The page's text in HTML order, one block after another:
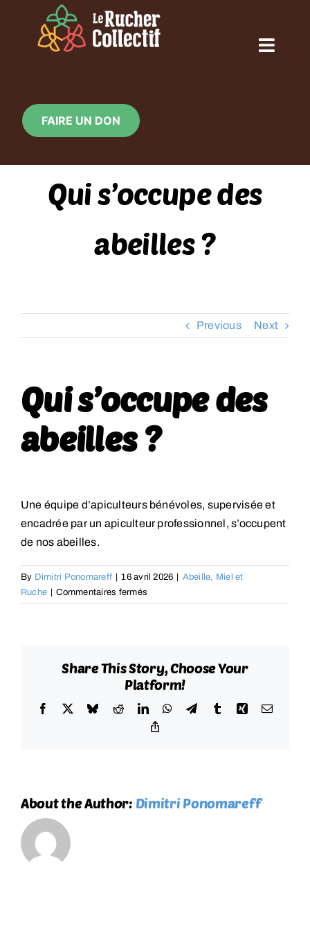
content
Toggle
ACCUEIL
NOS ACTIONS
CALENDRIER
RESSOURCES
FOIRE AUX QUESTIONS (FAQ)
FAIRE UN DON
Qui s’occupe des
abeilles ?
Previous Next
Qui s’occupe des
abeilles ?
Une équipe d’apiculteurs bénévoles, supervisée et
encadrée par un apiculteur professionnel, s’occupent
de nos abeilles.
By Dimitri Ponomareff | 16 avril 2026 | Abeille, Miel et
Ruche | Commentaires fermés
Qui
?
Share This Story, Choose Your
Platform!
Facebook BlueskyRedditLinkedInWhatsApp
TelegramTumblrXing Email
About the Author: Dimitri Ponomareff